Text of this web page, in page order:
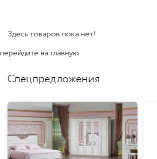
Здесь товаров пока нет!
перейдите на главную
Спецпредложения